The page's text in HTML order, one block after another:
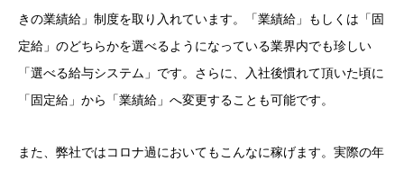
きの業績給」制度を取り入れています。
「業績給」もしくは「固
定給」のどちらかを選べるようになっている業界内でも珍しい
「選べる給与システム」です。 さらに、入社後慣れて頂いた頃に
「固定給」から「業績給」へ変更することも可能です。
また、弊社ではコロナ過においてもこんなに稼げます。実際の年